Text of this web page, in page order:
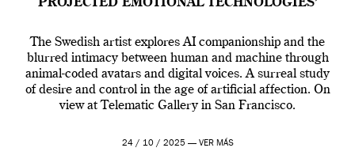
PROJECTED EMOTIONAL TECHNOLOGIES’
The Swedish artist explores AI companionship and the
blurred intimacy between human and machine through
animal-coded avatars and digital voices. A surreal study
of desire and control in the age of artificial affection. On
view at Telematic Gallery in San Francisco.
24 / 10 / 2025 — VER MÁS